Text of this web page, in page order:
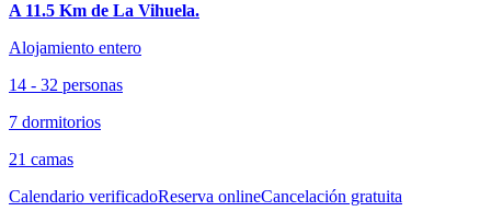
A 11.5 Km de La Vihuela.
Alojamiento entero
14 - 32 personas
7 dormitorios
21 camas
Calendario verificadoReserva onlineCancelación gratuita